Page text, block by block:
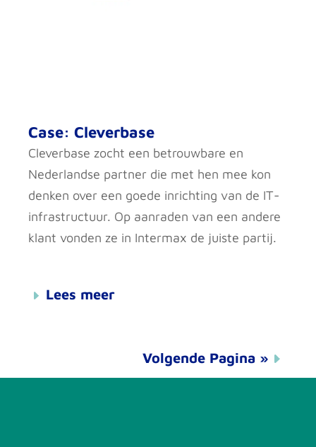
Case: Cleverbase
Cleverbase zocht een betrouwbare en
Nederlandse partner die met hen mee kon
denken over een goede inrichting van de IT-
infrastructuur. Op aanraden van een andere
klant vonden ze in Intermax de juiste partij.
Lees meer
Volgende Pagina »